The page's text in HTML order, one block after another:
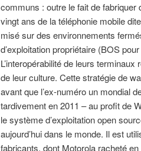
communs : outre le fait de fabriquer
vingt ans de la téléphonie mobile
misé sur des environnements
d’exploitation propriétaire (BOS
L’interopérabilité de leurs
de leur culture. Cette stratégie de
avant que l’ex-numéro un mondial
tardivement en 2011 – au profit de
le système d’exploitation open
aujourd’hui dans le monde. Il est
fabricants, dont Motorola racheté